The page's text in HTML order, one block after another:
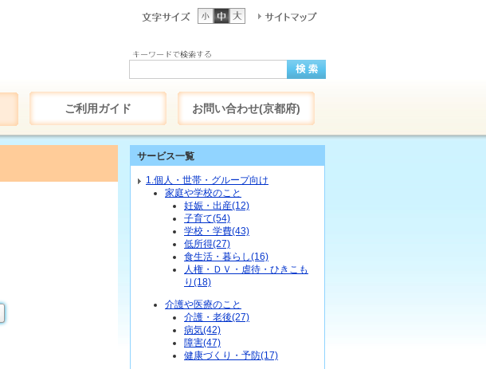
ご利用ガイド お問い合わせ(京都府)
サービス一覧
1.個人・世帯・グループ向け
家庭や学校のこと
妊娠・出産(12)
子育て(54)
学校・学費(43)
低所得(27)
食生活・暮らし(16)
人権・ＤＶ・虐待・ひきこも
り(18)
介護や医療のこと
介護・老後(27)
病気(42)
障害(47)
健康づくり・予防(17)